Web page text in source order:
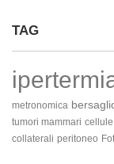
TAG
metronomica
tumori mammari cellule
collaterali peritoneo